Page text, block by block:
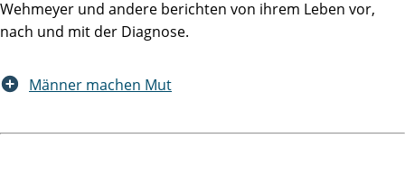
Wehmeyer und andere berichten von ihrem Leben vor,
nach und mit der Diagnose.
Männer machen Mut